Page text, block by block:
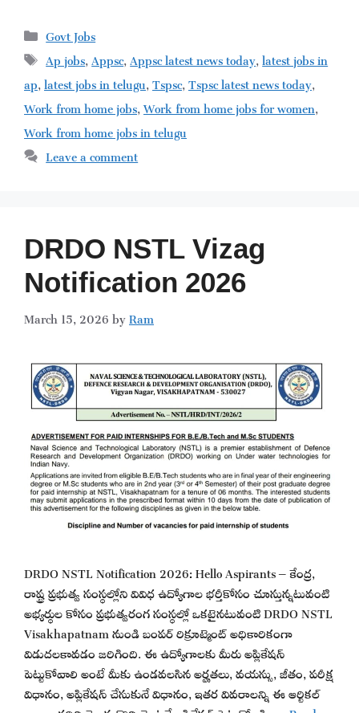
Categories
Govt Jobs
Tags
Ap jobs,Appsc,Appsc latest news today,latest jobs in
ap,latest jobs in telugu,Tspsc,Tspsc latest news today,
Work from home jobs,Work from home jobs for women,
Work from home jobs in telugu
Leave a comment
DRDO NSTL Vizag
Notification 2026
March 15, 2026byRam
DRDO NSTL Notification 2026: Hello Aspirants – కేంద్ర,
రాష్ట్ర ప్రభుత్వ సంస్థల్లోని వివిధ ఉద్యోగాల భర్తీకోసం చూస్తున్నటువంటి
అభ్యర్థుల కోసం ప్రభుత్వరంగ సంస్థల్లో ఒకటైనటువంటి DRDO NSTL
Visakhapatnam నుండి బంపర్ రిక్రూట్మెంట్ అధికారికంగా
విడుదలకావడం జరిగింది. ఈ ఉద్యోగాలకు మీరు అప్లికేషన్
పెట్టుకోవాలి అంటే మీకు ఉండవలసిన అర్హతలు, వయస్సు, జీతం, పరీక్ష
విధానం, అప్లికేషన్ చేసుకునే విధానం, ఇతర వివరాలన్ని ఈ ఆర్టికల్